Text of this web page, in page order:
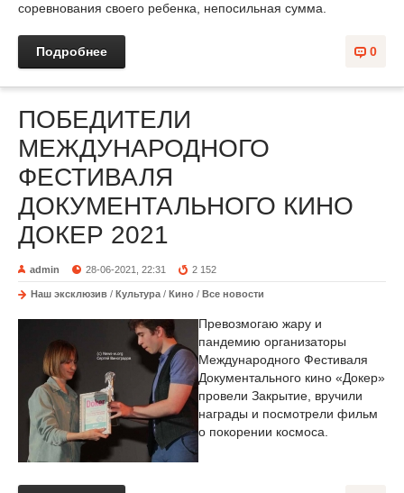
соревнования своего ребенка, непосильная сумма.
0
Подробнее
ПОБЕДИТЕЛИ
МЕЖДУНАРОДНОГО
ФЕСТИВАЛЯ
ДОКУМЕНТАЛЬНОГО КИНО
ДОКЕР 2021
admin 28-06-2021, 22:31 2 152
Наш эксклюзив / Культура / Кино / Все новости
Превозмогаю жару и
пандемию организаторы
Международного Фестиваля
Документального кино «Докер»
провели Закрытие, вручили
награды и посмотрели фильм
о покорении космоса.